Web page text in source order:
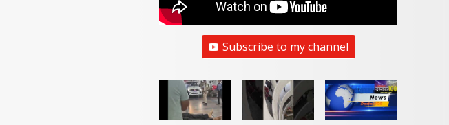
Subscribe to my channel